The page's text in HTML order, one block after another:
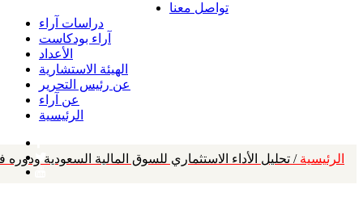
تواصل معنا
دراسات آراء
آراء بودكاست
الأعداد
الهيئة الاستشارية
عن رئيس التحرير
عن آراء
الرئيسية
الرئيسية / تحليل الأداء الاستثماري للسوق المالية السعودية